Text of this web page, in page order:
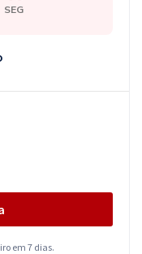
SEG
em 7 dias.